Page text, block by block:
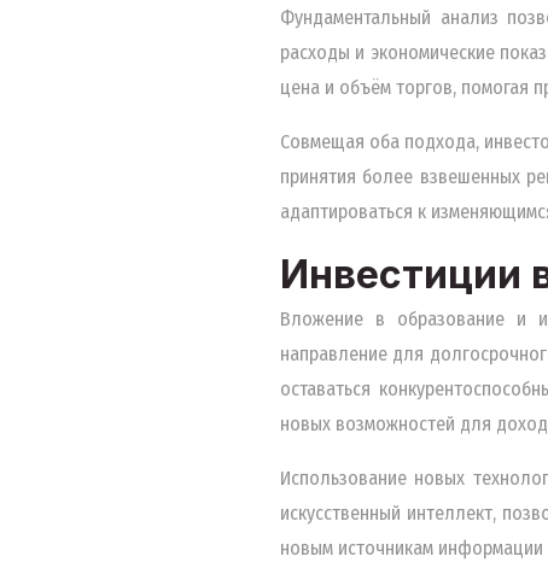
Фундаментальный анализ
расходы и экономические
цена и объём торгов, помогая
Совмещая оба подхода,
принятия более взвешенных
адаптироваться к
Инвестиции
Вложение в образование и
направление для
оставаться
новых возможностей для
Использование новых
искусственный интеллект,
новым источникам